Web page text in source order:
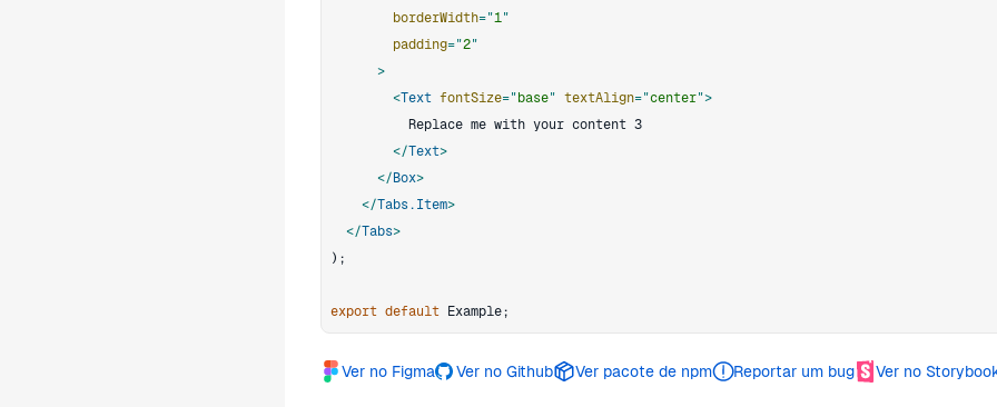
borderWidth="1"
padding="2"
>
<Text fontSize="base" textAlign="center">
</Text>
</ Box>
</Tabs.Item>
</Tabs>
) ;
export default Example;
Ver no Figma Ver no Github Ver pacote de npm Reportar um bug Ver no